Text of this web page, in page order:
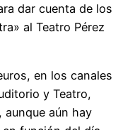
dar cuenta de los
al Teatro Pérez
en los canales
y Teatro,
aún hay